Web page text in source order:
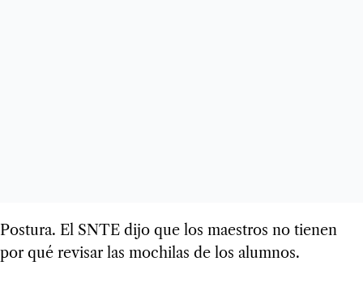
Postura. El SNTE dijo que los maestros no tienen
por qué revisar las mochilas de los alumnos.